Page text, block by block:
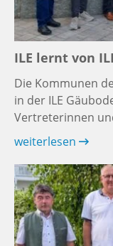
ILE lernt von
Die Kommunen
in der ILE
Vertreterinnen
weiterlesen